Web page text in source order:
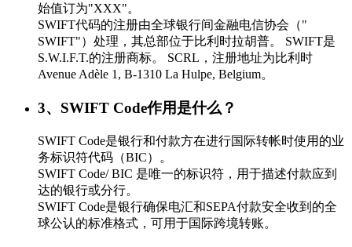
始值订为"XXX"。
SWIFT代码的注册由全球银行间金融电信协会（"
SWIFT"）处理，其总部位于比利时拉胡普。 SWIFT是
S.W.I.F.T.的注册商标。 SCRL，注册地址为比利时
Avenue Adèle 1, B-1310 La Hulpe, Belgium。
3、SWIFT Code作用是什么？
SWIFT Code是银行和付款方在进行国际转帐时使用的业
务标识符代码（BIC）。
SWIFT Code/ BIC 是唯一的标识符，用于描述付款应到
达的银行或分行。
SWIFT Code是银行确保电汇和SEPA付款安全收到的全
球公认的标准格式，可用于国际跨境转账。